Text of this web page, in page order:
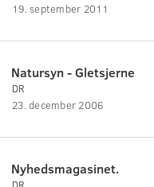
19. september 2011
Natursyn - Gletsjerne
DR
23. december 2006
Nyhedsmagasinet.